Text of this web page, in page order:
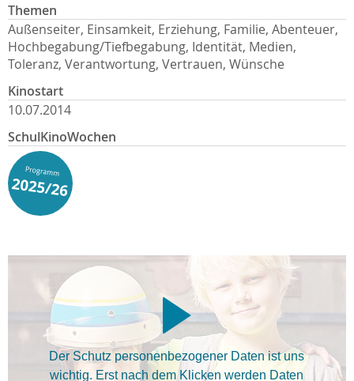
Themen
Außenseiter, Einsamkeit, Erziehung, Familie, Abenteuer,
Hochbegabung/Tiefbegabung, Identität, Medien,
Toleranz, Verantwortung, Vertrauen, Wünsche
Kinostart
10.07.2014
SchulKinoWochen
Der Schutz personenbezogener Daten ist uns
wichtig. Erst nach dem Klicken werden Daten